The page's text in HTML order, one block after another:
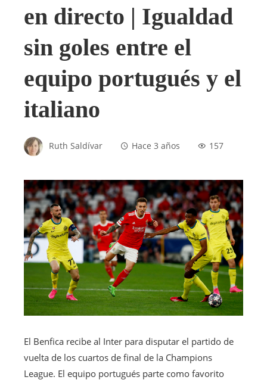
en directo | Igualdad
sin goles entre el
equipo portugués y el
italiano
Ruth Saldívar Hace 3 años 157
El Benfica recibe al Inter para disputar el partido de
vuelta de los cuartos de final de la Champions
League. El equipo portugués parte como favorito